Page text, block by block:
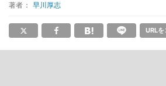
著者： 早川厚志
URL